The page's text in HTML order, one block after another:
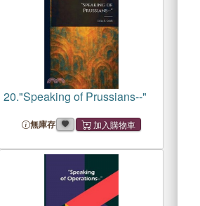
20."Speaking of Prussians--"
無庫存